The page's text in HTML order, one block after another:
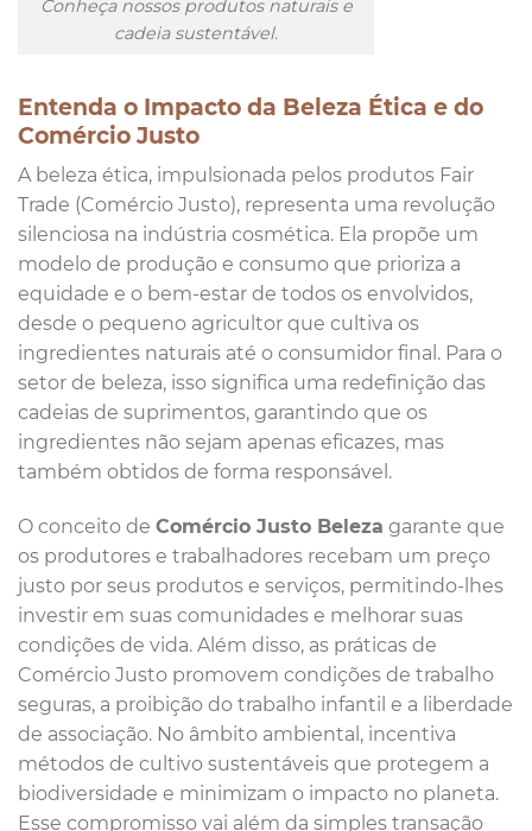
Conheça nossos produtos naturais e
cadeia sustentável.
Entenda o Impacto da Beleza Ética e do
Comércio Justo
A beleza ética, impulsionada pelos produtos Fair
Trade (Comércio Justo), representa uma revolução
silenciosa na indústria cosmética. Ela propõe um
modelo de produção e consumo que prioriza a
equidade e o bem-estar de todos os envolvidos,
desde o pequeno agricultor que cultiva os
ingredientes naturais até o consumidor final. Para o
setor de beleza, isso significa uma redefinição das
cadeias de suprimentos, garantindo que os
ingredientes não sejam apenas eficazes, mas
também obtidos de forma responsável.
O conceito de Comércio Justo Beleza garante que
os produtores e trabalhadores recebam um preço
justo por seus produtos e serviços, permitindo-lhes
investir em suas comunidades e melhorar suas
condições de vida. Além disso, as práticas de
Comércio Justo promovem condições de trabalho
seguras, a proibição do trabalho infantil e a liberdade
de associação. No âmbito ambiental, incentiva
métodos de cultivo sustentáveis que protegem a
biodiversidade e minimizam o impacto no planeta.
Esse compromisso vai além da simples transação